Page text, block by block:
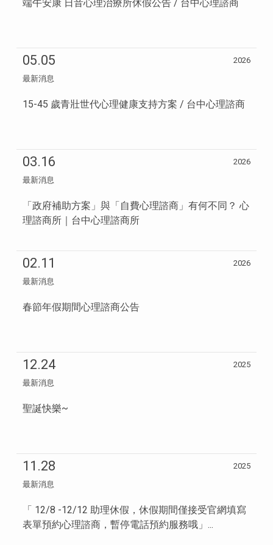
端午安康 日音心理治療所休假公告 / 台中心理諮商
05.05
2026
最新消息
15-45 歲青壯世代心理健康支持方案 / 台中心理諮商
03.16
2026
最新消息
「政府補助方案」與「自費心理諮商」有何不同？ 心
理諮商所｜台中心理諮商所
02.11
2026
最新消息
春節年假期間心理諮商公告
12.24
2025
最新消息
聖誕快樂~
11.28
2025
最新消息
「 12/8 -12/12 助理休假，休假期間僅接受官網填寫
表單預約心理諮商，暫停電話預約服務哦」...